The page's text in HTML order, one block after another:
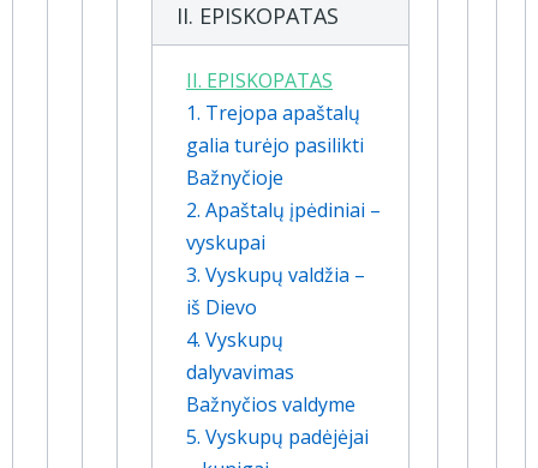
II. EPISKOPATAS
II. EPISKOPATAS
1. Trejopa apaštalų
galia turėjo pasilikti
Bažnyčioje
2. Apaštalų įpėdiniai –
vyskupai
3. Vyskupų valdžia –
iš Dievo
4. Vyskupų
dalyvavimas
Bažnyčios valdyme
5. Vyskupų padėjėjai